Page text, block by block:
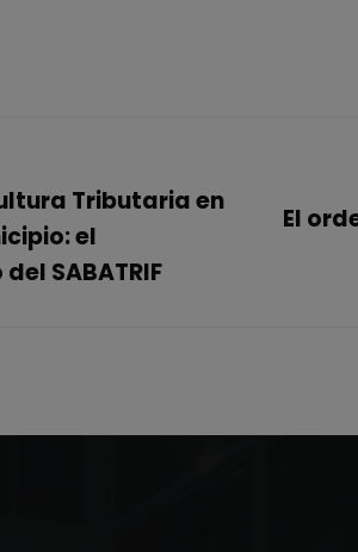
Tributaria en
el
SABATRIF
El